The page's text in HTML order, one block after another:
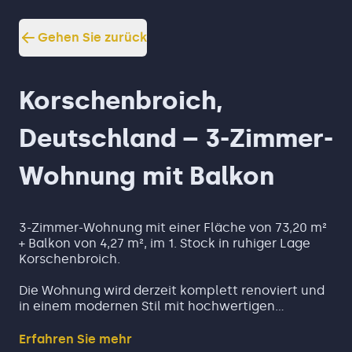
Gehen Sie zurück
Korschenbroich,
Deutschland – 3-Zimmer-
Wohnung mit Balkon
3-Zimmer-Wohnung mit einer Fläche von 73,20 m²
+ Balkon von 4,27 m², im 1. Stock in ruhiger Lage
Korschenbroich.
Die Wohnung wird derzeit komplett renoviert und
in einem modernen Stil mit hochwertigen
gestaltet. So erhält der zukünftige Eigentümer
Erfahren Sie mehr